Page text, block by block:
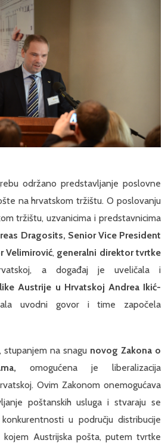
održano predstavljanje poslovne
na hrvatskom tržištu. O poslovanju
tržištu, uzvanicima i predstavnicima
Dragosits, Senior Vice President
Velimirović, generalni direktor tvrtke
a događaj je uveličala i
Austrije u Hrvatskoj Andrea Ikić-
uvodni govor i time započela
na snagu novog Zakona o
omogućena je liberalizacija
Ovim Zakonom onemogućava
poštanskih usluga i stvaraju se
u području distribucije
kojem Austrijska pošta, putem tvrtke